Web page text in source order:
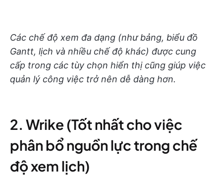
Các chế độ xem đa dạng (như bảng, biểu đồ
Gantt, lịch và nhiều chế độ khác) được cung
cấp trong các tùy chọn hiển thị cũng giúp việc
quản lý công việc trở nên dễ dàng hơn.
2. Wrike (Tốt nhất cho việc
phân bổ nguồn lực trong chế
độ xem lịch)